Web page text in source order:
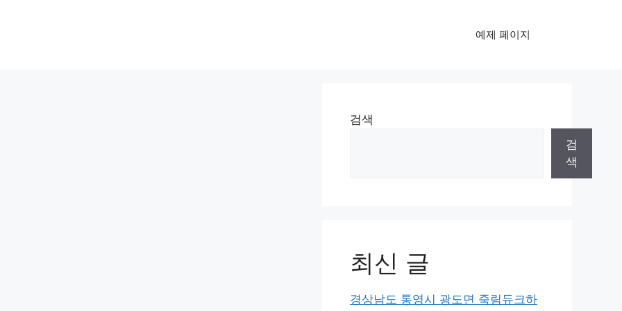
예제 페이지
검색
검
색
최신 글
경상남도 통영시 광도면 죽림듀크하